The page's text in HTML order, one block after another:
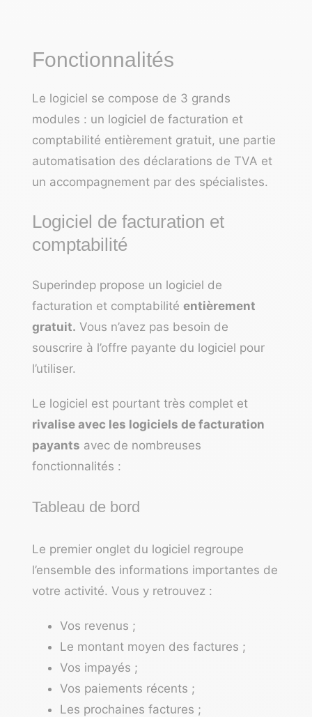
Fonctionnalités
Le logiciel se compose de 3 grands
modules : un logiciel de facturation et
comptabilité entièrement gratuit, une partie
automatisation des déclarations de TVA et
un accompagnement par des spécialistes.
Logiciel de facturation et
comptabilité
Superindep propose un logiciel de
facturation et comptabilité entièrement
gratuit. Vous n’avez pas besoin de
souscrire à l’offre payante du logiciel pour
l’utiliser.
Le logiciel est pourtant très complet et
rivalise avec les logiciels de facturation
payants avec de nombreuses
fonctionnalités :
Tableau de bord
Le premier onglet du logiciel regroupe
l’ensemble des informations importantes de
votre activité. Vous y retrouvez :
Vos revenus ;
Le montant moyen des factures ;
Vos impayés ;
Vos paiements récents ;
Les prochaines factures ;